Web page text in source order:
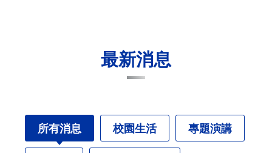
最新消息
所有消息 校園生活 專題演講